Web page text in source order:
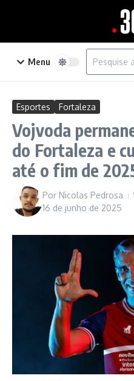
Menu
Procurar por:
Esportes Fortaleza
Vojvoda
do Fortaleza e
até o fim de
Por Nicolas Pedrosa
16 de junho de 2025